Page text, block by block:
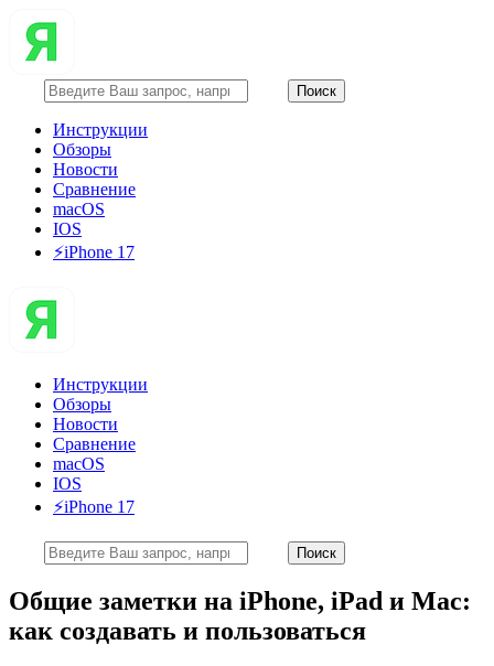
Инструкции
Обзоры
Новости
Сравнение
macOS
IOS
⚡️iPhone 17
Инструкции
Обзоры
Новости
Сравнение
macOS
IOS
⚡️iPhone 17
Общие заметки на iPhone, iPad и Mac:
как создавать и пользоваться